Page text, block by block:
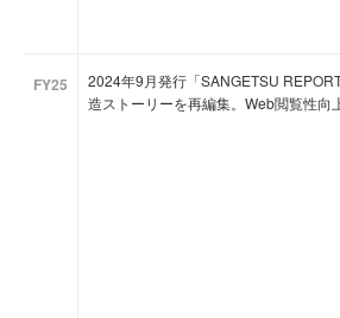
FY25
2024年9月発行「SANGETSU
造ストーリーを再編集。Web閲覧性向